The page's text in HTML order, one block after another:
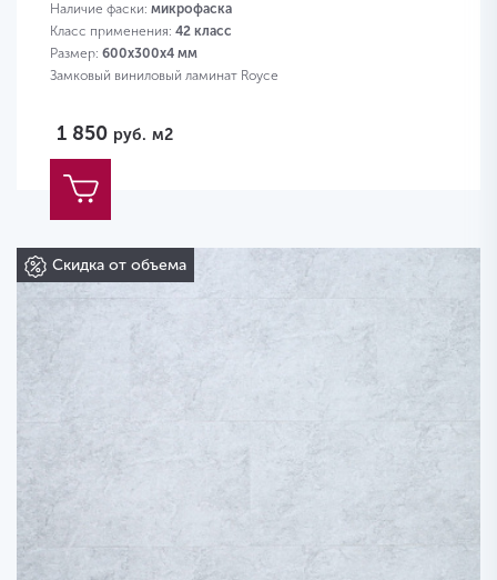
Наличие фаски: микрофаска
Класс применения: 42 класс
Размер: 600х300х4 мм
Замковый виниловый ламинат Royce
1 850 руб. м2
Скидка от объема